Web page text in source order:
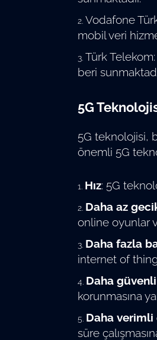
Vodafone
mobil veri
Türk
beri
5G
5G teknolojisi,
önemli 5G
Hız: 5G
Daha az
online oyunlar
Daha fazla
internet of
Daha güvenli
korunmasına
Daha verimli
süre